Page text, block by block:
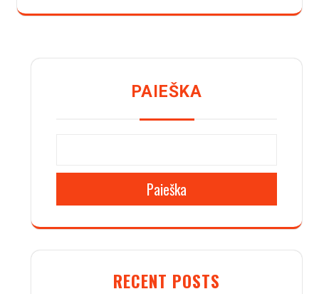
PAIEŠKA
Paieška
RECENT POSTS